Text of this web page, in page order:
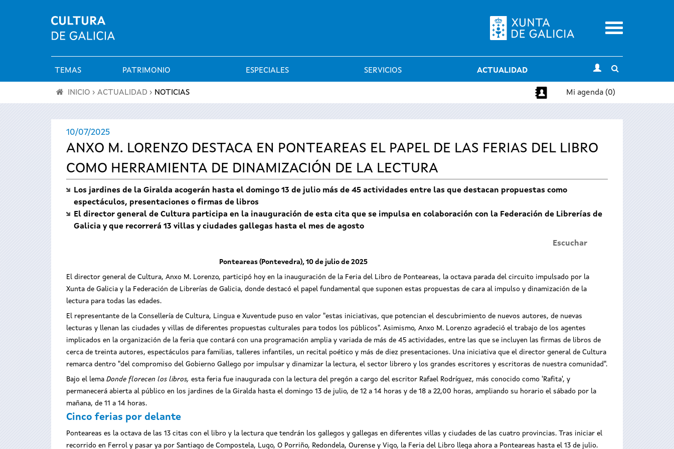
Menu
Menú
principal
TEMAS PATRIMONIO ESPECIALES SERVICIOS ACTUALIDAD
search
encuentra
aquí
INICIO › ACTUALIDAD › NOTICIAS Mi agenda (0)
10/07/2025
ANXO M. LORENZO DESTACA EN PONTEAREAS EL PAPEL DE LAS FERIAS DEL LIBRO
COMO HERRAMIENTA DE DINAMIZACIÓN DE LA LECTURA
Los jardines de la Giralda acogerán hasta el domingo 13 de julio más de 45 actividades entre las que destacan propuestas como
espectáculos, presentaciones o firmas de libros
El director general de Cultura participa en la inauguración de esta cita que se impulsa en colaboración con la Federación de Librerías de
Galicia y que recorrerá 13 villas y ciudades gallegas hasta el mes de agosto
Escuchar
Ponteareas (Pontevedra), 10 de julio de 2025
El director general de Cultura, Anxo M. Lorenzo, participó hoy en la inauguración de la Feria del Libro de Ponteareas, la octava parada del circuito impulsado por la
Xunta de Galicia y la Federación de Librerías de Galicia, donde destacó el papel fundamental que suponen estas propuestas de cara al impulso y dinamización de la
lectura para todas las edades.
El representante de la Consellería de Cultura, Lingua e Xuventude puso en valor "estas iniciativas, que potencian el descubrimiento de nuevos autores, de nuevas
lecturas y llenan las ciudades y villas de diferentes propuestas culturales para todos los públicos". Asimismo, Anxo M. Lorenzo agradeció el trabajo de los agentes
implicados en la organización de la feria que contará con una programación amplia y variada de más de 45 actividades, entre las que se incluyen las firmas de libros de
cerca de treinta autores, espectáculos para familias, talleres infantiles, un recital poético y más de diez presentaciones. Una iniciativa que el director general de Cultura
remarca dentro "del compromiso del Gobierno Gallego por impulsar y dinamizar la lectura, el sector librero y los grandes escritores y escritoras de nuestra comunidad".
Bajo el lema Donde florecen los libros, esta feria fue inaugurada con la lectura del pregón a cargo del escritor Rafael Rodríguez, más conocido como 'Rafita', y
permanecerá abierta al público en los jardines de la Giralda hasta el domingo 13 de julio, de 12 a 14 horas y de 18 a 22,00 horas, ampliando su horario el sábado por la
mañana, de 11 a 14 horas.
Cinco ferias por delante
Ponteareas es la octava de las 13 citas con el libro y la lectura que tendrán los gallegos y gallegas en diferentes villas y ciudades de las cuatro provincias. Tras iniciar el
recorrido en Ferrol y pasar ya por Santiago de Compostela, Lugo, O Porriño, Redondela, Ourense y Vigo, la Feria del Libro llega ahora a Ponteareas hasta el 13 de julio.